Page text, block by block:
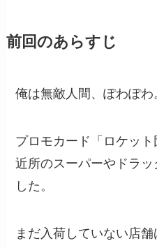
前回のあらすじ
俺は無敵人間、ぽわぽわ
プロモカード「ロケット
近所のスーパーやドラ
した。
まだ入荷していない店